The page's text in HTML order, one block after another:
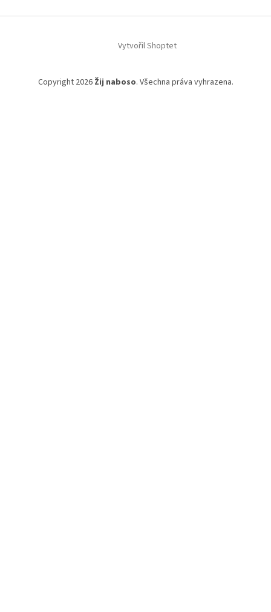
Vytvořil Shoptet
Copyright 2026 Žij naboso. Všechna práva vyhrazena.